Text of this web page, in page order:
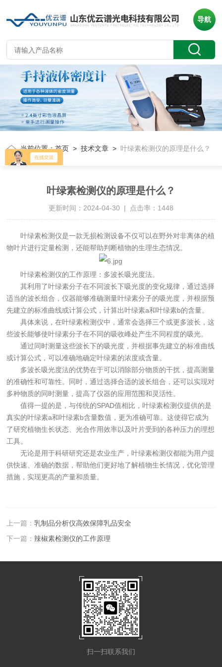
导航
当前位置：首页 >技术文章 > 叶绿素检测仪的原理是什么？
叶绿素检测仪的原理是什么？
更新时间：2024-04-30 | 点击率：1448
叶绿素检测仪是一款无损检测设备不仅可以在野外对非离体的植
物叶片进行定量检测，还能帮助判断植物的生理生态情况。
叶绿素检测仪的工作原理：多波长吸光度法。
其利用了叶绿素分子在不同波长下吸光度的变化规律，通过选择
适当的波长组合，仪器能够准确测量叶绿素分子的吸光度，并根据预
先建立的标准曲线或计算公式，计算出叶绿素a和叶绿素b的含量。
具体来说，在叶绿素检测仪中，通常会选择三个或更多波长，这
些波长能够使叶绿素分子在不同的吸收峰处产生不同程度的吸光。
通过同时测量这些波长下的吸光度，并根据事先建立的标准曲线
或计算公式，可以准确地确定叶绿素的浓度或含量。
多波长吸光度法的优势在于可以消除部分物质的干扰，提高测量
的准确性和可靠性。同时，通过选择合适的波长组合，还可以实现对
多种物质的同时测量，提高了仪器的应用范围和灵活性。
值得一提的是，与传统的SPAD值相比，叶绿素检测仪提供的是
真实的叶绿素a和叶绿素b含量数值，更为准确可靠。这使得它成为
了研究植物生长状态、光合作用效率以及叶片受到的各种压力的理想
工具。
无论是用于科研研究还是农业生产，叶绿素检测仪都能为用户提
供快速、准确的数据，帮助他们更好地了解植物生长情况，优化管理
措施，实现更高的产量和质量。
上一篇：乳制品分析仪高效保障乳品安全
下一篇：辣椒素检测仪的工作原理
扫一扫联系我们